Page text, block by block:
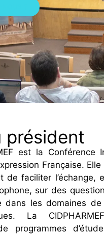
président
est la Conférence
Française.
de faciliter l’échange,
sur des
dans les domaines
La
programmes